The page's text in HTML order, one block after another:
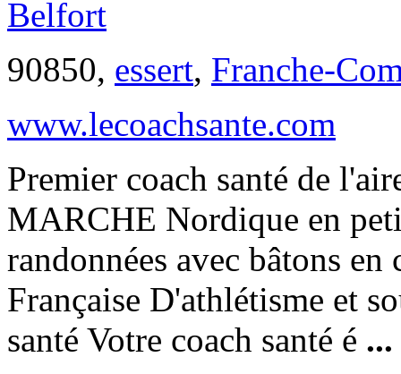
90850, essert, Franche-
www.lecoachsante.com
Premier coach santé de
MARCHE Nordique en
randonnées avec bâtons
Française D'athlétisme et
santé Votre coach santé é ...